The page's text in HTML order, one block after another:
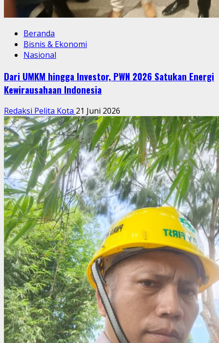
Beranda
Bisnis & Ekonomi
Nasional
Dari UMKM hingga Investor, PWN 2026 Satukan Energi
Kewirausahaan Indonesia
Redaksi Pelita Kota 21 Juni 2026